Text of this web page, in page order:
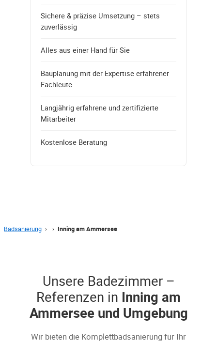
Sichere & präzise Umsetzung – stets
zuverlässig
Alles aus einer Hand für Sie
Bauplanung mit der Expertise erfahrener
Fachleute
Langjährig erfahrene und zertifizierte
Mitarbeiter
Kostenlose Beratung
Badsanierung › › Inning am Ammersee
Unsere Badezimmer –
Referenzen in Inning am
Ammersee und Umgebung
Wir bieten die Komplettbadsanierung für Ihr